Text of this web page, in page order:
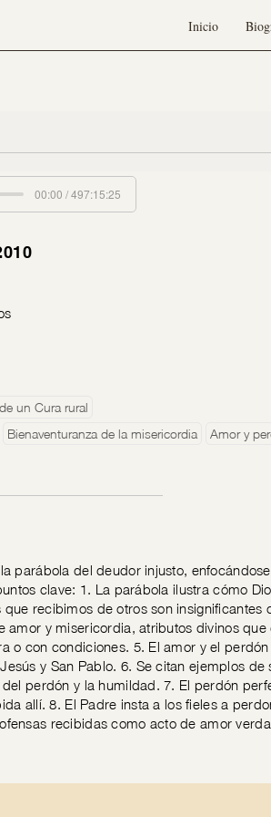
Inicio
00:00 / 497:15:25
un Cura rural
Bienaventuranza de la misericordia
Amor y
parábola del deudor injusto,
clave: 1. La parábola ilustra cómo
recibimos de otros son
amor y misericordia, atributos divinos
o con condiciones. 5. El amor y el
y San Pablo. 6. Se citan ejemplos
perdón y la humildad. 7. El perdón
allí. 8. El Padre insta a los fieles a
recibidas como acto de amor